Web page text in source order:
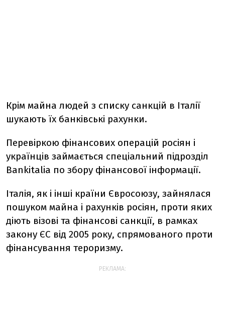
Крім майна людей з списку санкцій в Італії
шукають їх банківські рахунки.
Перевіркою фінансових операцій росіян і
українців займається спеціальний підрозділ
Bankitalia по збору фінансової інформації.
Італія, як і інші країни Євросоюзу, зайнялася
пошуком майна і рахунків росіян, проти яких
діють візові та фінансові санкції, в рамках
закону ЄС від 2005 року, спрямованого проти
фінансування тероризму.
РЕКЛАМА: